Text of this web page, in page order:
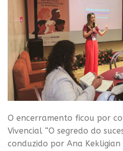
O encerramento ficou por
Vivencial “O segredo do
conduzido por Ana